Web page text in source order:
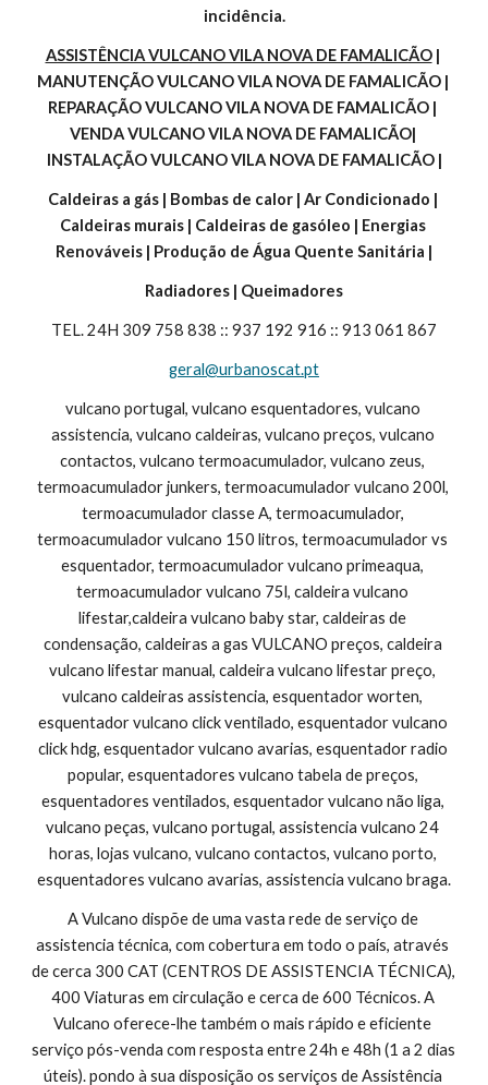
incidência.
ASSISTÊNCIA VULCANO VILA NOVA DE FAMALICÃO |
MANUTENÇÃO VULCANO VILA NOVA DE FAMALICÃO |
REPARAÇÃO VULCANO VILA NOVA DE FAMALICÃO |
VENDA VULCANO VILA NOVA DE FAMALICÃO|
INSTALAÇÃO VULCANO VILA NOVA DE FAMALICÃO |
Caldeiras a gás | Bombas de calor | Ar Condicionado |
Caldeiras murais | Caldeiras de gasóleo | Energias
Renováveis | Produção de Água Quente Sanitária |
Radiadores | Queimadores
TEL. 24H 309 758 838 :: 937 192 916 :: 913 061 867
geral@urbanoscat.pt
vulcano portugal, vulcano esquentadores, vulcano
assistencia, vulcano caldeiras, vulcano preços, vulcano
contactos, vulcano termoacumulador, vulcano zeus,
termoacumulador junkers, termoacumulador vulcano 200l,
termoacumulador classe A, termoacumulador,
termoacumulador vulcano 150 litros, termoacumulador vs
esquentador, termoacumulador vulcano primeaqua,
termoacumulador vulcano 75l, caldeira vulcano
lifestar,caldeira vulcano baby star, caldeiras de
condensação, caldeiras a gas VULCANO preços, caldeira
vulcano lifestar manual, caldeira vulcano lifestar preço,
vulcano caldeiras assistencia, esquentador worten,
esquentador vulcano click ventilado, esquentador vulcano
click hdg, esquentador vulcano avarias, esquentador radio
popular, esquentadores vulcano tabela de preços,
esquentadores ventilados, esquentador vulcano não liga,
vulcano peças, vulcano portugal, assistencia vulcano 24
horas, lojas vulcano, vulcano contactos, vulcano porto,
esquentadores vulcano avarias, assistencia vulcano braga.
A Vulcano dispõe de uma vasta rede de serviço de
assistencia técnica, com cobertura em todo o país, através
de cerca 300 CAT (CENTROS DE ASSISTENCIA TÉCNICA),
400 Viaturas em circulação e cerca de 600 Técnicos. A
Vulcano oferece-lhe também o mais rápido e eficiente
serviço pós-venda com resposta entre 24h e 48h (1 a 2 dias
úteis). pondo à sua disposição os serviços de Assistência